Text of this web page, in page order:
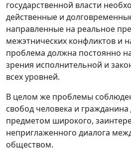
государственной власти
действенные и
направленные на реальное
межэтнических конфликтов и
проблема должна постоянно
зрения исполнительной и
всех уровней.
В целом же проблемы
свобод человека и
предметом широкого,
неприглаженного диалога
обществом.